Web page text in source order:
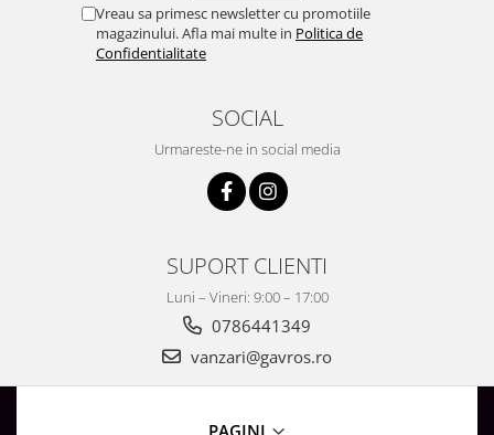
Vreau sa primesc newsletter cu promotiile
magazinului. Afla mai multe in Politica de
Confidentialitate
SOCIAL
Urmareste-ne in social media
SUPORT CLIENTI
Luni – Vineri: 9:00 – 17:00
0786441349
vanzari@gavros.ro
PAGINI